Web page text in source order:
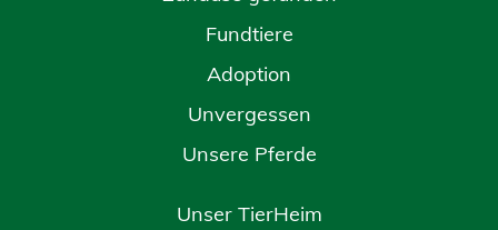
Fundtiere
Adoption
Unvergessen
Unsere Pferde
Unser TierHeim